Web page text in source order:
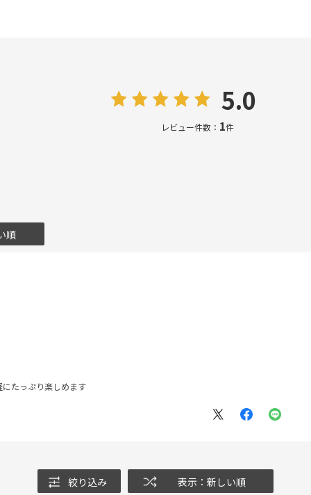
5.0
レビュー件数： 1件
順
たっぷり楽しめます
絞り込み 表示：新しい順